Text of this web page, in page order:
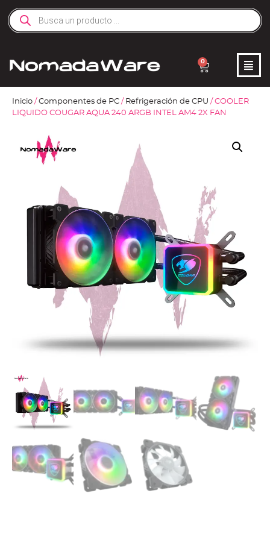
0
Inicio / Componentes de PC / Refrigeración de CPU / COOLER
LIQUIDO COUGAR AQUA 240 ARGB INTEL AM4 2X FAN